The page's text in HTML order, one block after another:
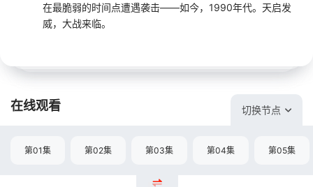
在最脆弱的时间点遭遇袭击——如今，1990年代。天启发
威，大战来临。
在线观看 切换节点
第01集 第02集 第03集 第04集 第05集